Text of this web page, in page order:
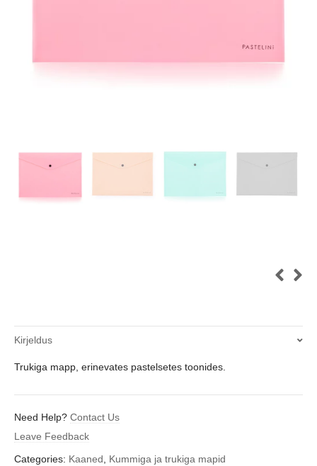
Kirjeldus
Trukiga mapp, erinevates pastelsetes toonides.
Need Help? Contact Us
Leave Feedback
Categories: Kaaned, Kummiga ja trukiga mapid